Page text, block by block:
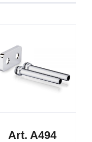
Art. A494